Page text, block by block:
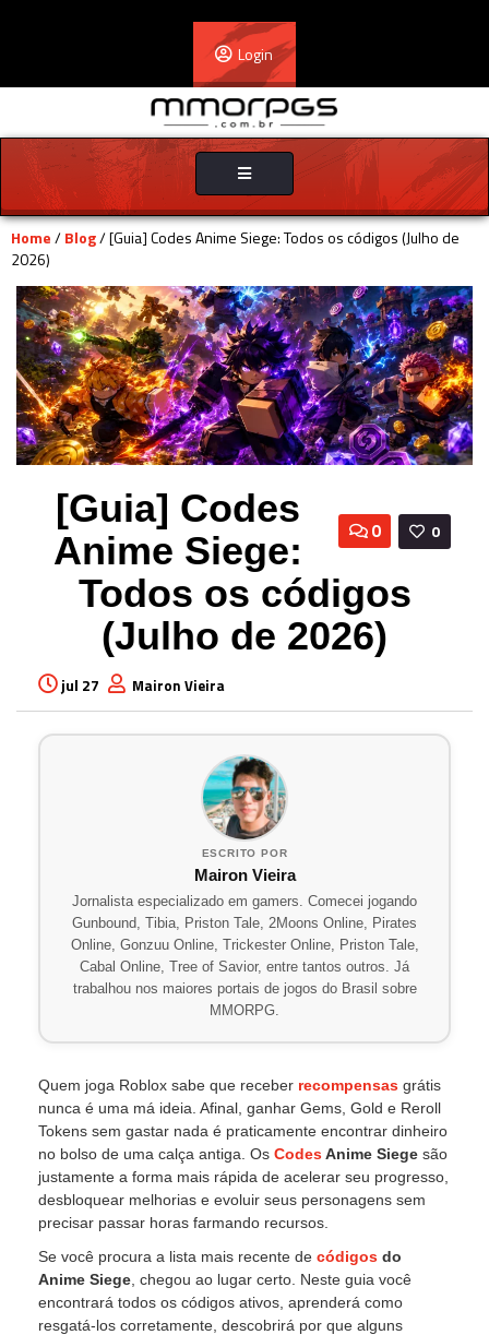
Login
Toggle
navigation
Home/Blog/ [Guia] Codes Anime Siege: Todos os códigos (Julho de
2026)
0
0
[Guia] Codes
Anime Siege:
Todos os códigos
(Julho de 2026)
jul 27 Mairon Vieira
ESCRITO POR
Mairon Vieira
Jornalista especializado em gamers. Comecei jogando
Gunbound, Tibia, Priston Tale, 2Moons Online, Pirates
Online, Gonzuu Online, Trickester Online, Priston Tale,
Cabal Online, Tree of Savior, entre tantos outros. Já
trabalhou nos maiores portais de jogos do Brasil sobre
MMORPG.
Quem joga Roblox sabe que receber recompensas grátis
nunca é uma má ideia. Afinal, ganhar Gems, Gold e Reroll
Tokens sem gastar nada é praticamente encontrar dinheiro
no bolso de uma calça antiga. Os CodesAnime Siege são
justamente a forma mais rápida de acelerar seu progresso,
desbloquear melhorias e evoluir seus personagens sem
precisar passar horas farmando recursos.
Se você procura a lista mais recente de códigos do
Anime Siege , chegou ao lugar certo. Neste guia você
encontrará todos os códigos ativos, aprenderá como
resgatá-los corretamente, descobrirá por que alguns